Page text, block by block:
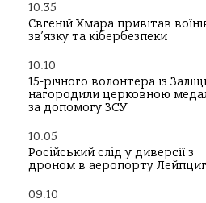
10:35
Євгеній Хмара привітав
зв’язку та кібербезпеки
10:10
15-річного волонтера із
нагородили церковною
за допомогу ЗСУ
10:05
Російський слід у диверсії з
дроном в аеропорту
09:10